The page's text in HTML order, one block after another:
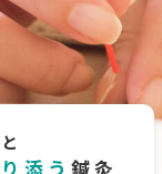
と
添う 鍼灸